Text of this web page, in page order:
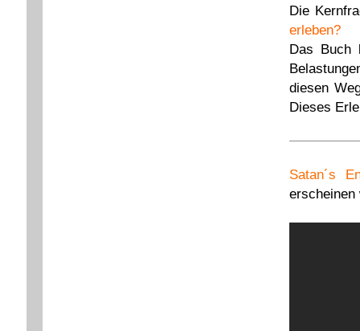
Die
erleben?
Das Buch
diesen
Dieses
Satan´s
erscheinen